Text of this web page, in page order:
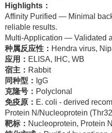
Highlights ：
Affinity Purified — Minimal
reliable results.
Multi-Application — Validated
种属反应性 ： Hendra virus,
应用 ： ELISA, IHC, WB
宿主 ： Rabbit
同种型 ： IgG
克隆号 ： Polyclonal
免疫原 ： E. coli - derived
Protein N/Nucleoprotein
靶标： Nucleoprotein, Protein